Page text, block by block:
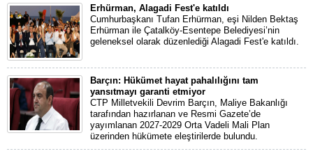
Erhürman, Alagadi Fest'e katıldı
Cumhurbaşkanı Tufan Erhürman, eşi Nilden Bektaş
Erhürman ile Çatalköy-Esentepe Belediyesi’nin
geleneksel olarak düzenlediği Alagadi Fest'e katıldı.
Barçın: Hükümet hayat pahalılığını tam
yansıtmayı garanti etmiyor
CTP Milletvekili Devrim Barçın, Maliye Bakanlığı
tarafından hazırlanan ve Resmi Gazete’de
yayımlanan 2027-2029 Orta Vadeli Mali Plan
üzerinden hükümete eleştirilerde bulundu.